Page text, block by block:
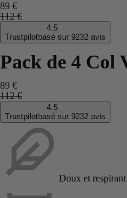
89 €
112 €
4.5
Trustpilotbasé sur 9232 avis
Pack de 4 Col
89 €
112 €
4.5
Trustpilotbasé sur 9232 avis
Doux et